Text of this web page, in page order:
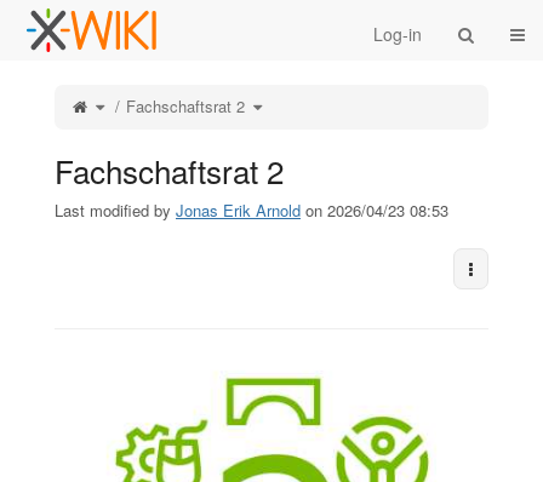
Home
Log-in
Toggle
theparent
Fachschaftsrat 2 Toggle
the
Fachschaftsrat 2
Last modified by Jonas Erik Arnold on 2026/04/23 08:53
More